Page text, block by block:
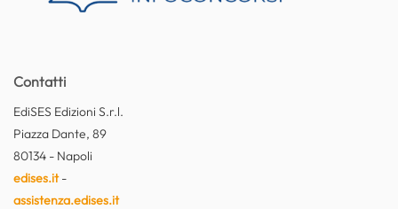
Contatti
EdiSES Edizioni S.r.l.
Piazza Dante, 89
80134 - Napoli
edises.it-
assistenza.edises.it